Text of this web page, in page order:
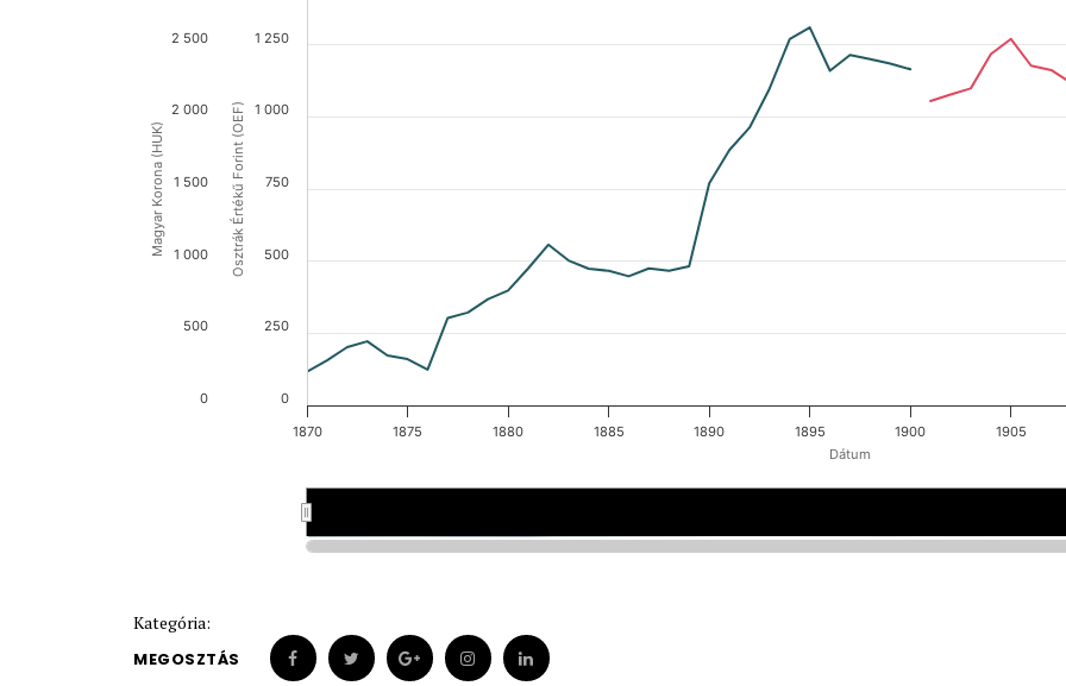
Dátum
Osztrák Értékű Forint (OEF)
Magyar Korona (HUK)
1870 1875 1880 1885 1890 1895 1900 1905
0
250
500
750
1 000
1 250
0
500
1 000
1 500
2 000
2 500
Kategória:
MEGOSZTÁS